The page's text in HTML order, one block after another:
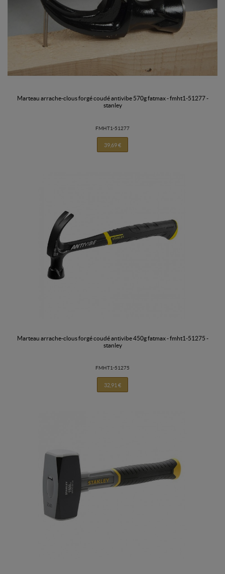
marteau arrache-clous forgé coudé antivibe 570g fatmax - fmht1-51277 -
stanley
FMHT1-51277
39,69 €
marteau arrache-clous forgé coudé antivibe 450g fatmax - fmht1-51275 -
stanley
FMHT1-51275
32,91 €